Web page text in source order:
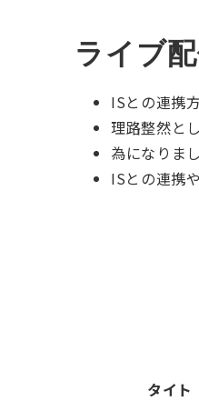
ライブ
ISとの連携
理路整然と
為になりま
ISとの連携
タイト